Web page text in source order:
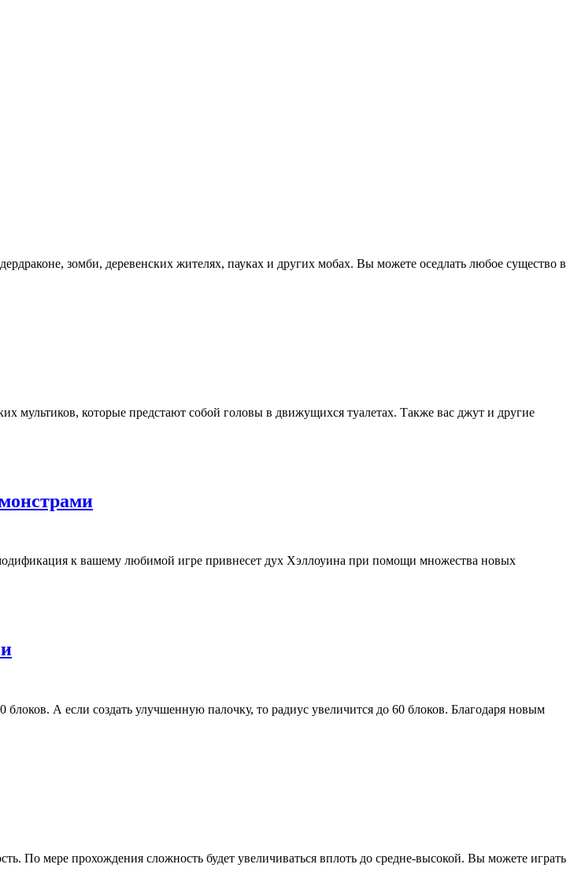
зомби, деревенских жителях, пауках и других мобах. Вы можете оседлать любое существо в
которые предстают собой головы в движущихся туалетах. Также вас джут и другие
к вашему любимой игре привнесет дух Хэллоуина при помощи множества новых
А если создать улучшенную палочку, то радиус увеличится до 60 блоков. Благодаря новым
По мере прохождения сложность будет увеличиваться вплоть до средне-высокой. Вы можете играть